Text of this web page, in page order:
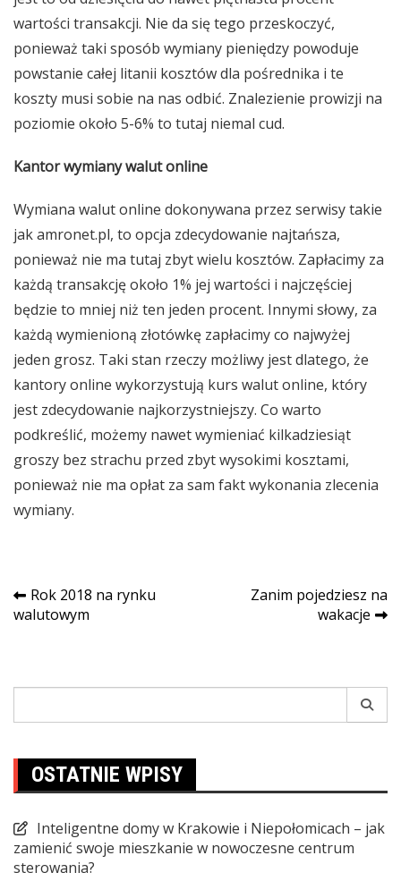
wartości transakcji. Nie da się tego przeskoczyć,
ponieważ taki sposób wymiany pieniędzy powoduje
powstanie całej litanii kosztów dla pośrednika i te
koszty musi sobie na nas odbić. Znalezienie prowizji na
poziomie około 5-6% to tutaj niemal cud.
Kantor wymiany walut online
Wymiana walut online dokonywana przez serwisy takie
jak amronet.pl, to opcja zdecydowanie najtańsza,
ponieważ nie ma tutaj zbyt wielu kosztów. Zapłacimy za
każdą transakcję około 1% jej wartości i najczęściej
będzie to mniej niż ten jeden procent. Innymi słowy, za
każdą wymienioną złotówkę zapłacimy co najwyżej
jeden grosz. Taki stan rzeczy możliwy jest dlatego, że
kantory online wykorzystują kurs walut online, który
jest zdecydowanie najkorzystniejszy. Co warto
podkreślić, możemy nawet wymieniać kilkadziesiąt
groszy bez strachu przed zbyt wysokimi kosztami,
ponieważ nie ma opłat za sam fakt wykonania zlecenia
wymiany.
Nawigacja
wpisu
Rok 2018 na rynku
walutowym
Zanim pojedziesz na
wakacje
OSTATNIE WPISY
Inteligentne domy w Krakowie i Niepołomicach – jak
zamienić swoje mieszkanie w nowoczesne centrum
sterowania?